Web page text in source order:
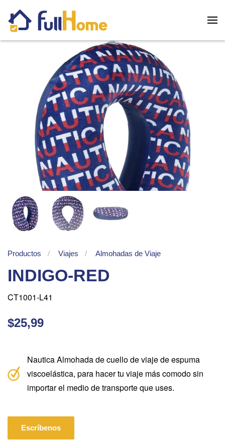
Skip to main content
Productos Viajes Almohadas de Viaje
INDIGO-RED
CT1001-L41
$25,99
Nautica Almohada de cuello de viaje de espuma
viscoelástica, para hacer tu viaje más comodo sin
importar el medio de transporte que uses.
Escríbenos